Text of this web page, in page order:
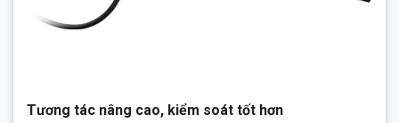
Tương tác nâng cao, kiểm soát tốt hơn